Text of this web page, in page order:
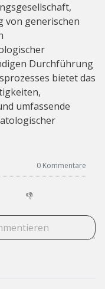
von generischen
Durchführung
bietet das
umfassende
0 Kommentare
👎